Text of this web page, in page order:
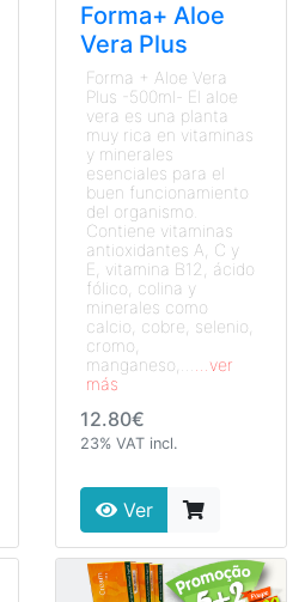
Forma+ Aloe
Vera Plus
Forma + Aloe Vera
Plus -500ml- El aloe
vera es una planta
muy rica en vitaminas
y minerales
esenciales para el
buen funcionamiento
del organismo.
Contiene vitaminas
antioxidantes A, C y
E, vitamina B12, ácido
fólico, colina y
minerales como
calcio, cobre, selenio,
cromo,
manganeso,...
...ver
más
12.80€
23% VAT incl.
Ver